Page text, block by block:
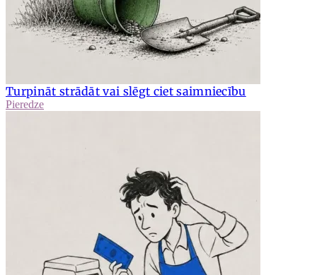
Turpināt strādāt vai slēgt ciet saimniecību
Pieredze